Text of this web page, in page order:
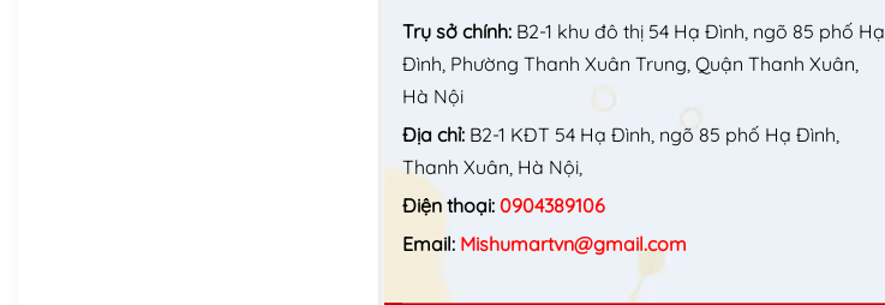
Trụ sở chính: B2-1 khu đô thị 54 Hạ Đình, ngõ 85 phố Hạ
Đình, Phường Thanh Xuân Trung, Quận Thanh Xuân,
Hà Nội
Địa chỉ: B2-1 KĐT 54 Hạ Đình, ngõ 85 phố Hạ Đình,
Thanh Xuân, Hà Nội,
Điện thoại: 0904389106
Email: Mishumartvn@gmail.com